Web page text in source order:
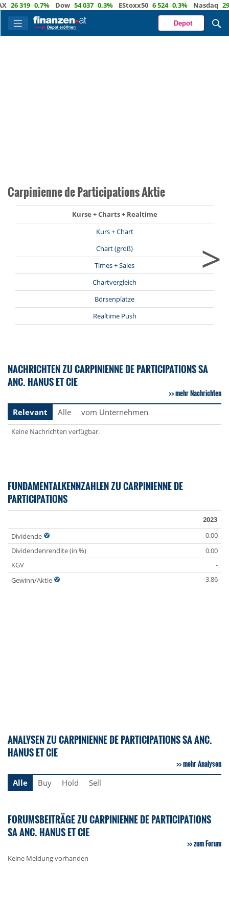
319 0,7% Dow 54 037 0,3% EStoxx50 6 524 0,3% Nasdaq 29 722
Depot
Carpinienne de Participations Aktie
Kurse + Charts + Realtime
Kurs + Chart
Chart (groß)
Times + Sales
Chartvergleich
Börsenplätze
Realtime Push
>
NACHRICHTEN ZU CARPINIENNE DE PARTICIPATIONS SA
ANC. HANUS ET CIE
mehr Nachrichten
Relevant
Alle vom Unternehmen
Keine Nachrichten verfügbar.
FUNDAMENTALKENNZAHLEN ZU CARPINIENNE DE
PARTICIPATIONS
2023
Dividende
0.00
Dividendenrendite (in %)
0.00
KGV
-
Gewinn/Aktie
-3.86
ANALYSEN ZU CARPINIENNE DE PARTICIPATIONS SA ANC.
HANUS ET CIE
mehr Analysen
Alle
Buy Hold Sell
FORUMSBEITRÄGE ZU CARPINIENNE DE PARTICIPATIONS
SA ANC. HANUS ET CIE
zum Forum
Keine Meldung vorhanden